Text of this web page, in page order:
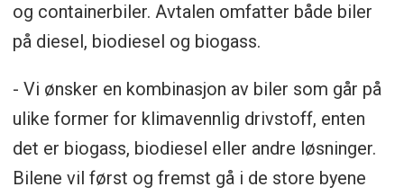
og containerbiler. Avtalen omfatter både biler
på diesel, biodiesel og biogass.
- Vi ønsker en kombinasjon av biler som går på
ulike former for klimavennlig drivstoff, enten
det er biogass, biodiesel eller andre løsninger.
Bilene vil først og fremst gå i de store byene